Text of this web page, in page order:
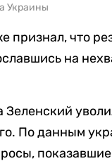
Украины
признал, что
на
По данным